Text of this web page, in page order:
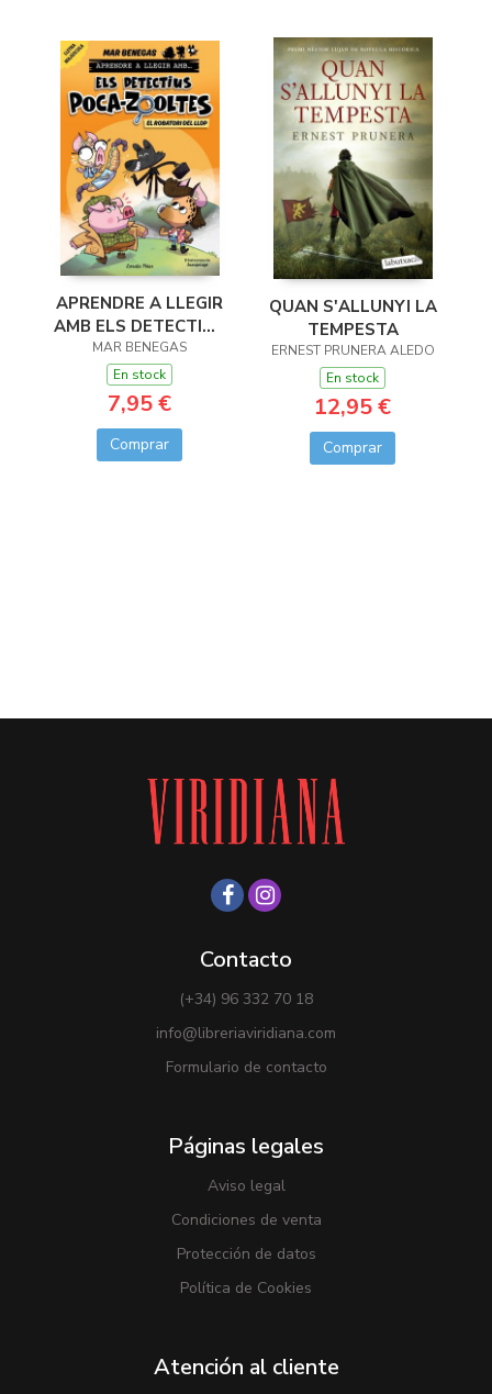
APRENDRE A LLEGIR
AMB ELS DETECTIUS
POCA-ZOOLTES 11.
EL ROBATORI DEL
LLOP
MAR BENEGAS
En stock
7,95 €
Comprar
QUAN S'ALLUNYI LA
TEMPESTA
ERNEST PRUNERA ALEDO
En stock
12,95 €
Comprar
Contacto
(+34) 96 332 70 18
info@libreriaviridiana.com
Formulario de contacto
Páginas legales
Aviso legal
Condiciones de venta
Protección de datos
Política de Cookies
Atención al cliente